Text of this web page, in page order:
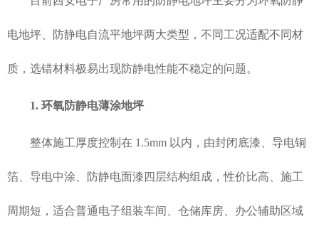
电地坪、防静电自流平地坪两大类型，不同工况适配不同材
质，选错材料极易出现防静电性能不稳定的问题。
1. 环氧防静电薄涂地坪
整体施工厚度控制在 1.5mm 以内，由封闭底漆、导电铜
箔、导电中涂、防静电面漆四层结构组成，性价比高、施工
周期短，适合普通电子组装车间、仓储库房、办公辅助区域